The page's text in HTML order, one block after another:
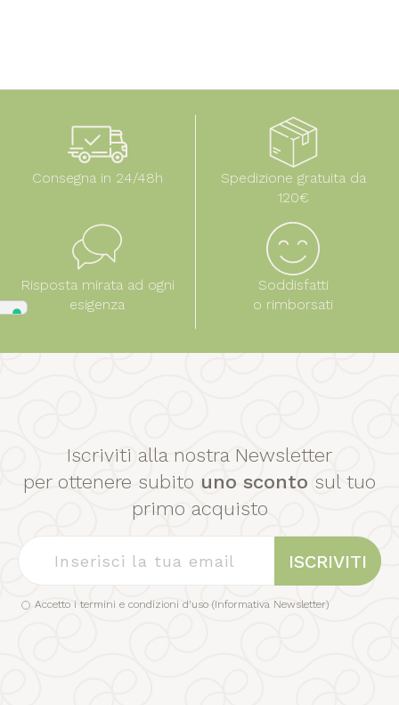
Consegna in 24/48h
Spedizione gratuita da
120€
Risposta mirata ad ogni
esigenza
Soddisfatti
o rimborsati
Iscriviti alla nostra Newsletter
per ottenere subito uno sconto sul tuo
primo acquisto
ISCRIVITI
Accetto i termini e condizioni d'uso (Informativa Newsletter)